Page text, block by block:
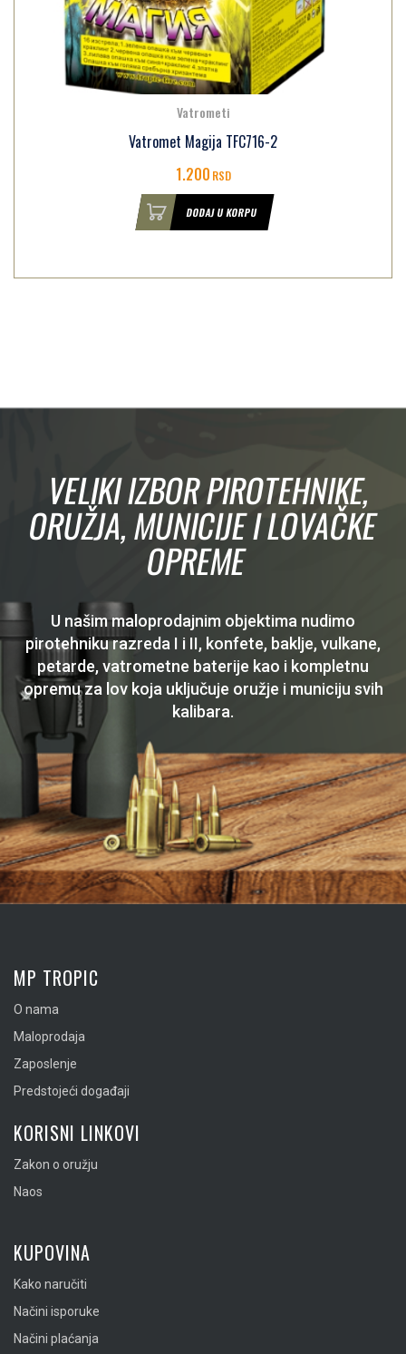
Vatrometi
Vatromet Magija TFC716-2
1.200RSD
DODAJ U KORPU
VELIKI IZBOR PIROTEHNIKE,
ORUŽJA, MUNICIJE I LOVAČKE
OPREME
U našim maloprodajnim objektima nudimo
pirotehniku razreda I i II, konfete, baklje, vulkane,
petarde, vatrometne baterije kao i kompletnu
opremu za lov koja uključuje oružje i municiju svih
kalibara.
MP TROPIC
O nama
Maloprodaja
Zaposlenje
Predstojeći događaji
KORISNI LINKOVI
Zakon o oružju
Naos
KUPOVINA
Kako naručiti
Načini isporuke
Načini plaćanja